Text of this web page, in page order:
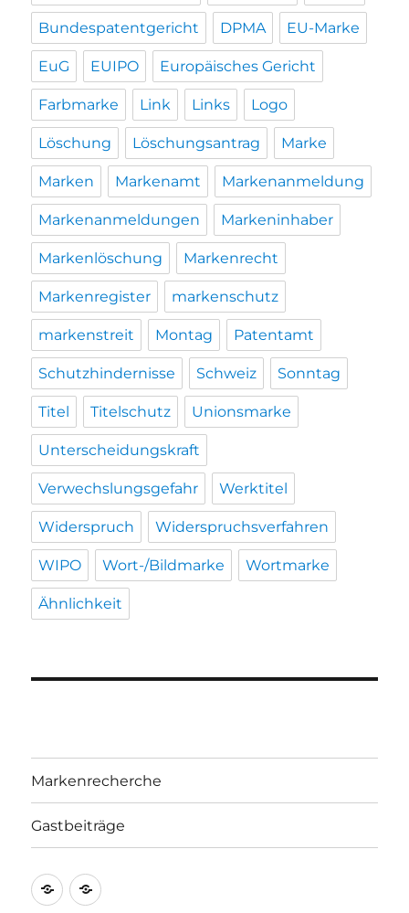
Bundespatentgericht DPMA EU-Marke
EuG EUIPO Europäisches Gericht
Farbmarke Link Links Logo
Löschung Löschungsantrag Marke
Marken Markenamt Markenanmeldung
Markenanmeldungen Markeninhaber
Markenlöschung Markenrecht
Markenregister markenschutz
markenstreit Montag Patentamt
Schutzhindernisse Schweiz Sonntag
Titel Titelschutz Unionsmarke
Unterscheidungskraft
Verwechslungsgefahr Werktitel
Widerspruch Widerspruchsverfahren
WIPO Wort-/Bildmarke Wortmarke
Ähnlichkeit
Markenrecherche
Gastbeiträge
Markenrecherche
Gastbeiträge